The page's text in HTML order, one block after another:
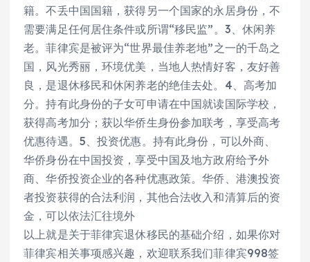
籍。不丢中国国籍，获得另一个国家的永居身份，不
需要满足任何居住条件或所谓“移民监”。3、休闲养
老。菲律宾是被评为“世界最佳养老地”之一的千岛之
国，风光秀丽，环境优美，当地人热情好客，友好善
良，是退休移民和休闲养老的绝佳去处。4、高考加
分。持有此身份的子女可申请在中国就读国际学校，
获得高考加分；获以华侨生身份参加联考，享受高考
优惠待遇。5、投资优惠。持有此身份，可以外商、
华侨身份在中国投资，享受中国及地方政府给予外
商、华侨投资企业的各种优惠政策。华侨、港澳投资
者投资获得的合法利润，其他合法收入和清算后的资
金，可以依法汇往境外
以上就是关于菲律宾退休移民的基础介绍，如果你对
菲律宾相关事项感兴趣，欢迎联系我们菲律宾998签